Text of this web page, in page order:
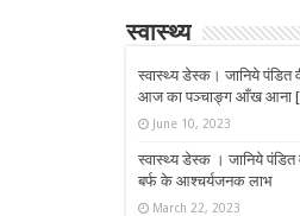
स्वास्थ्य
स्वास्थ्य डेस्क। जानिये पंडित
आज का पञ्चाङ्ग आँख आना [
June 10, 2023
स्वास्थ्य डेस्क । जानिये पंडित
बर्फ के आश्चर्यजनक लाभ
March 22, 2023